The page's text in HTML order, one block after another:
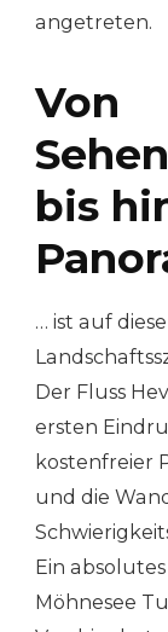
angetreten.
Von
bis
… ist auf
Der Fluss
ersten
kostenfreier
und die
Ein
Möhnesee